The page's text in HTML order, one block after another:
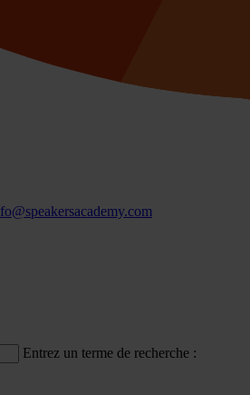
Entrez un terme de recherche :